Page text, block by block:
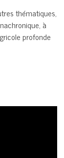
thématiques,
à
profonde